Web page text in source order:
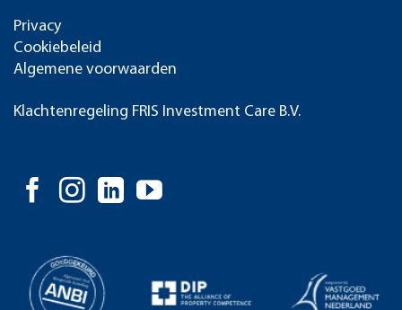
Privacy
Cookiebeleid
Algemene voorwaarden
Klachtenregeling FRIS Investment Care B.V.